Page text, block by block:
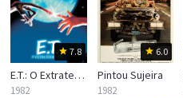
7.8
E.T.: O Extraterrestre
1982
6.0
Pintou Sujeira
1982